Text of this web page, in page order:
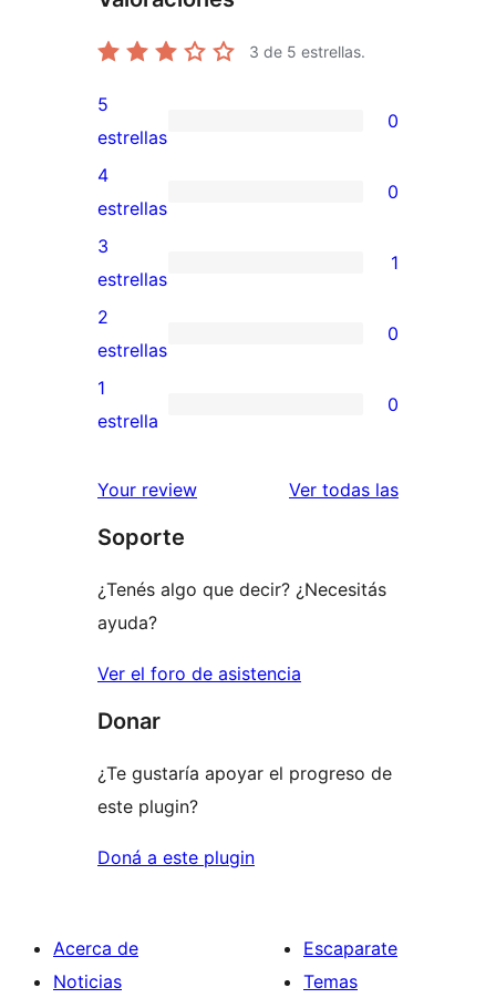
3 de 5 estrellas.
0
valoraciones
de
5
estrellas
5
estrellas
0
0
valoraciones
de
4
estrellas
4
estrellas
0
1
valoración
de
3
estrellas
3
estrellas
1
0
valoraciones
de
estrellas
2
estrellas
0
0
de
estrellas
1
estrella
0
Your review Ver todas lasreseñas
Soporte
¿Tenés algo que decir? ¿Necesitás
ayuda?
Ver el foro de asistencia
Donar
¿Te gustaría apoyar el progreso de
este plugin?
Doná a este plugin
Acerca de
Noticias
Escaparate
Temas